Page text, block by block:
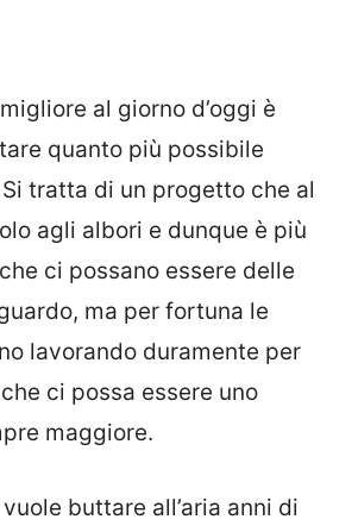
al giorno d’oggi è
quanto più possibile
tratta di un progetto che al
agli albori e dunque è più
ci possano essere delle
ma per fortuna le
lavorando duramente per
ci possa essere uno
maggiore.
buttare all’aria anni di